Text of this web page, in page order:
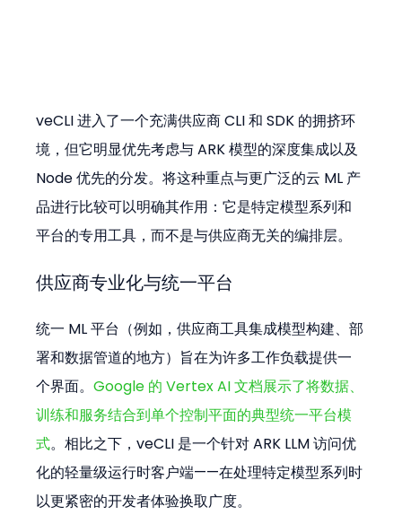
veCLI 进入了一个充满供应商 CLI 和 SDK 的拥挤环
境，但它明显优先考虑与 ARK 模型的深度集成以及
Node 优先的分发。将这种重点与更广泛的云 ML 产
品进行比较可以明确其作用：它是特定模型系列和
平台的专用工具，而不是与供应商无关的编排层。
供应商专业化与统一平台
统一 ML 平台（例如，供应商工具集成模型构建、部
署和数据管道的地方）旨在为许多工作负载提供一
个界面。Google 的 Vertex AI 文档展示了将数据、
训练和服务结合到单个控制平面的典型统一平台模
式。相比之下，veCLI 是一个针对 ARK LLM 访问优
化的轻量级运行时客户端——在处理特定模型系列时
以更紧密的开发者体验换取广度。